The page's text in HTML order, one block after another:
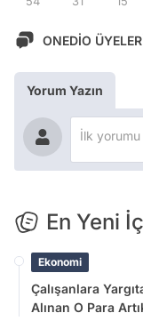
ONEDİO
Yorum Yazın
En Yeni
Ekonomi
Çalışanlara
Alınan O Para